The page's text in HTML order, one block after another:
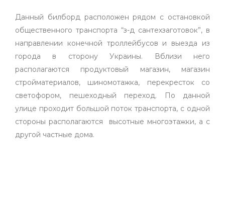
Данный билборд расположен рядом с остановкой
общественного транспорта “з-д сантехзаготовок”, в
направлении конечной троллейбусов и выезда из
города в сторону Украины. Вблизи него
располагаются продуктовый магазин, магазин
стройматериалов, шиномотажка, перекресток со
светофором, пешеходный переход. По данной
улице проходит большой поток транспорта, с одной
стороны располагаются высотные многоэтажки, а с
другой частные дома.